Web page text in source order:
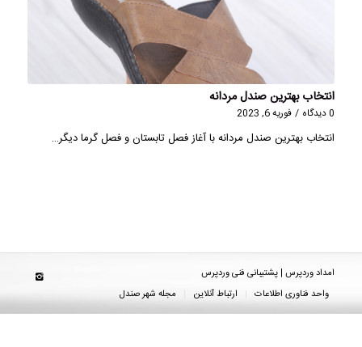
انتخاب بهترین صندل مردانه
0 دیدگاه / فوریه 6, 2023
انتخاب بهترین صندل مردانه با آغاز فصل تابستان و فصل گرما دیگر…
امداد وردپرس | پشتیبانی فنی وردپرس
واحد فناوری اطلاعات
ارتباط آنلاین مجله شهر صندل